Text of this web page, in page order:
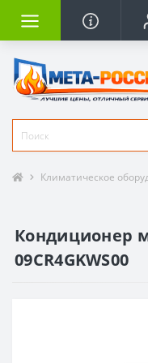
Климатическое
Кондиционер
09CR4GKWS00